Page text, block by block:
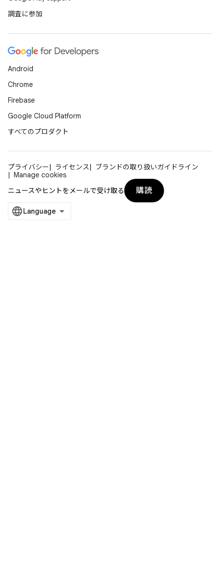
調査に参加
Android
Chrome
Firebase
Google Cloud Platform
すべてのプロダクト
プライバシー ライセンス
ブランドの取り扱いガイドライン
Manage cookies
ニュースやヒントをメールで受け取る
購読